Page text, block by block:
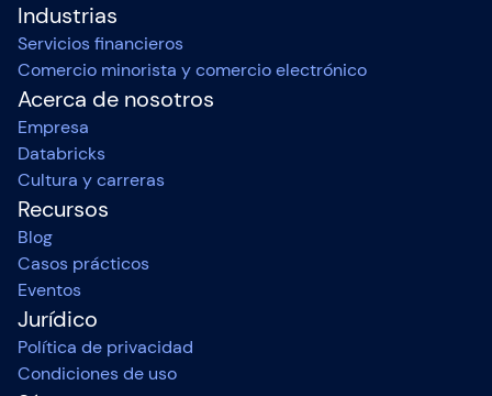
Industrias
Servicios financieros
Comercio minorista y comercio electrónico
Acerca de nosotros
Empresa
Databricks
Cultura y carreras
Recursos
Blog
Casos prácticos
Eventos
Jurídico
Política de privacidad
Condiciones de uso